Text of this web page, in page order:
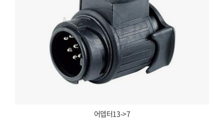
어뎁터13->7